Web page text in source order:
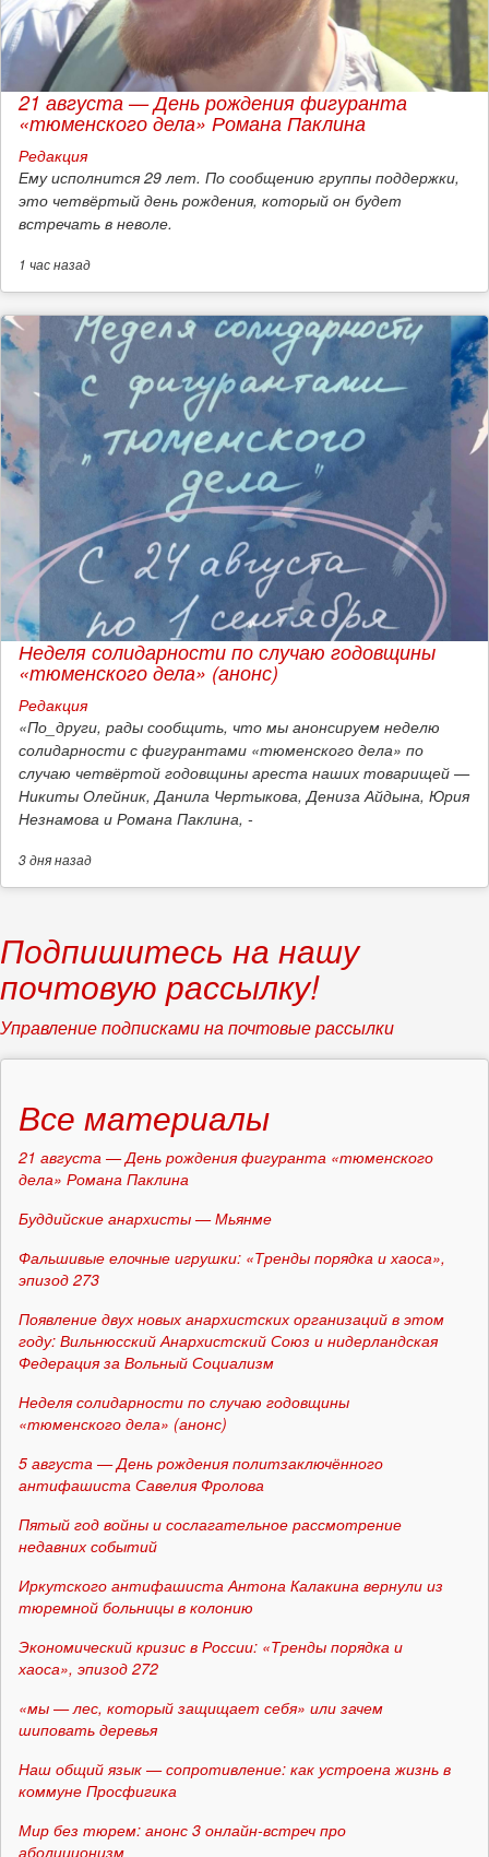
21 августа — День рождения фигуранта
«тюменского дела» Романа Паклина
Редакция
Ему исполнится 29 лет. По сообщению группы поддержки,
это четвёртый день рождения, который он будет
встречать в неволе.
1 часназад
Неделя солидарности по случаю годовщины
«тюменского дела» (анонс)
Редакция
​«По_други, рады сообщить, что мы анонсируем неделю
солидарности с фигурантами «тюменского дела» по
случаю четвёртой годовщины ареста наших товарищей —
Никиты Олейник, Данила Чертыкова, Дениза Айдына, Юрия
Незнамова и Романа Паклина, -
3 дняназад
Подпишитесь на нашу
почтовую рассылку!
Управление подписками на почтовые рассылки
Все материалы
21 августа — День рождения фигуранта «тюменского
дела» Романа Паклина
Буддийские анархисты — Мьянме
Фальшивые елочные игрушки: «Тренды порядка и хаоса»,
эпизод 273
Появление двух новых анархистских организаций в этом
году: Вильнюсский Анархистский Союз и нидерландская
Федерация за Вольный Социализм
Неделя солидарности по случаю годовщины
«тюменского дела» (анонс)
5 августа — День рождения политзаключённого
антифашиста Савелия Фролова
Пятый год войны и сослагательное рассмотрение
недавних событий
Иркутского антифашиста Антона Калакина вернули из
тюремной больницы в колонию
Экономический кризис в России: «Тренды порядка и
хаоса», эпизод 272
«мы — лес, который защищает себя» или зачем
шиповать деревья
Наш общий язык — сопротивление: как устроена жизнь в
коммуне Просфигика
Мир без тюрем: анонс 3 онлайн-встреч про
аболиционизм